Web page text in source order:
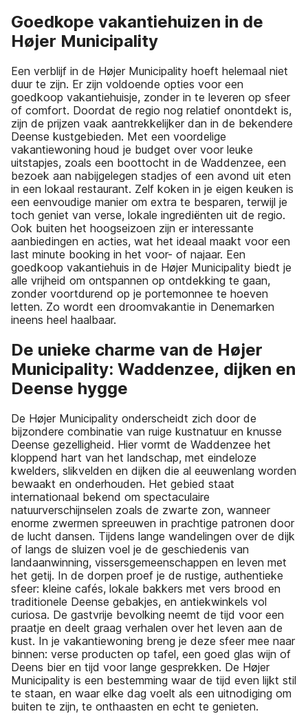
Goedkope vakantiehuizen in de
Højer Municipality
Een verblijf in de Højer Municipality hoeft helemaal niet
duur te zijn. Er zijn voldoende opties voor een
goedkoop vakantiehuisje, zonder in te leveren op sfeer
of comfort. Doordat de regio nog relatief onontdekt is,
zijn de prijzen vaak aantrekkelijker dan in de bekendere
Deense kustgebieden. Met een voordelige
vakantiewoning houd je budget over voor leuke
uitstapjes, zoals een boottocht in de Waddenzee, een
bezoek aan nabijgelegen stadjes of een avond uit eten
in een lokaal restaurant. Zelf koken in je eigen keuken is
een eenvoudige manier om extra te besparen, terwijl je
toch geniet van verse, lokale ingrediënten uit de regio.
Ook buiten het hoogseizoen zijn er interessante
aanbiedingen en acties, wat het ideaal maakt voor een
last minute booking in het voor- of najaar. Een
goedkoop vakantiehuis in de Højer Municipality biedt je
alle vrijheid om ontspannen op ontdekking te gaan,
zonder voortdurend op je portemonnee te hoeven
letten. Zo wordt een droomvakantie in Denemarken
ineens heel haalbaar.
De unieke charme van de Højer
Municipality: Waddenzee, dijken en
Deense hygge
De Højer Municipality onderscheidt zich door de
bijzondere combinatie van ruige kustnatuur en knusse
Deense gezelligheid. Hier vormt de Waddenzee het
kloppend hart van het landschap, met eindeloze
kwelders, slikvelden en dijken die al eeuwenlang worden
bewaakt en onderhouden. Het gebied staat
internationaal bekend om spectaculaire
natuurverschijnselen zoals de zwarte zon, wanneer
enorme zwermen spreeuwen in prachtige patronen door
de lucht dansen. Tijdens lange wandelingen over de dijk
of langs de sluizen voel je de geschiedenis van
landaanwinning, vissersgemeenschappen en leven met
het getij. In de dorpen proef je de rustige, authentieke
sfeer: kleine cafés, lokale bakkers met vers brood en
traditionele Deense gebakjes, en antiekwinkels vol
curiosa. De gastvrije bevolking neemt de tijd voor een
praatje en deelt graag verhalen over het leven aan de
kust. In je vakantiewoning breng je deze sfeer mee naar
binnen: verse producten op tafel, een goed glas wijn of
Deens bier en tijd voor lange gesprekken. De Højer
Municipality is een bestemming waar de tijd even lijkt stil
te staan, en waar elke dag voelt als een uitnodiging om
buiten te zijn, te onthaasten en echt te genieten.